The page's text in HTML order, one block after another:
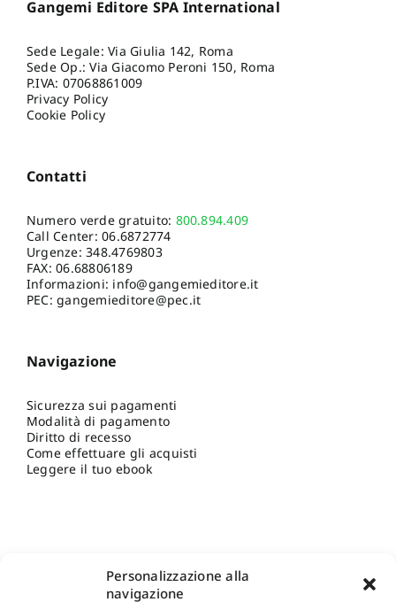
Personalizzazione alla
navigazione
Gangemi Editore SPA International
Sede Legale: Via Giulia 142, Roma
Sede Op.: Via Giacomo Peroni 150, Roma
P.IVA: 07068861009
Privacy Policy
Cookie Policy
Contatti
Numero verde gratuito: 800.894.409
Call Center:06.6872774
Urgenze:348.4769803
FAX: 06.68806189
Informazioni: info@gangemieditore.it
PEC: gangemieditore@pec.it
Navigazione
Sicurezza sui pagamenti
Modalità di pagamento
Diritto di recesso
Come effettuare gli acquisti
Leggere il tuo ebook